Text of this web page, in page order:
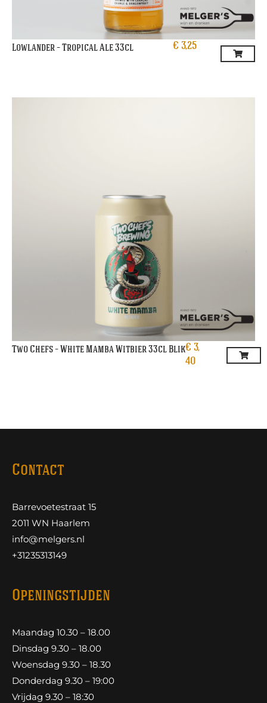
Lowlander – Tropical Ale 33cl € 3,25
Two Chefs – White Mamba Witbier 33cl Blik€ 3,
40
Contact
Barrevoetestraat 15
2011 WN Haarlem
info@melgers.nl
+31235313149
Openingstijden
Maandag 10.30 – 18.00
Dinsdag 9.30 – 18.00
Woensdag 9.30 – 18.30
Donderdag 9.30 – 19:00
Vrijdag 9.30 – 18:30